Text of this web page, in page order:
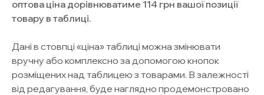
оптова ціна дорівнюватиме 114 грн вашої позиції
товару в таблиці.
Дані в стовпці «ціна» таблиці можна змінювати
вручну або комплексно за допомогою кнопок
розміщених над таблицею з товарами. В залежності
від редагування, буде наглядно продемонстровано